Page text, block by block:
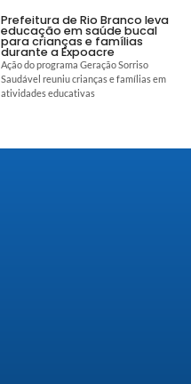
Prefeitura de Rio Branco leva
educação em saúde bucal
para crianças e famílias
durante a Expoacre
Ação do programa Geração Sorriso
Saudável reuniu crianças e famílias em
atividades educativas